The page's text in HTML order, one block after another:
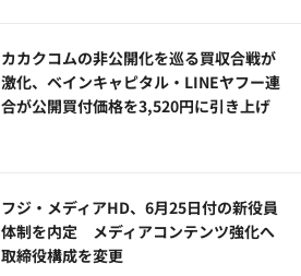
カカクコムの非公開化を巡る買収合戦が
激化、ベインキャピタル・LINEヤフー連
合が公開買付価格を3,520円に引き上げ
フジ・メディアHD、6月25日付の新役員
体制を内定 メディアコンテンツ強化へ
取締役構成を変更